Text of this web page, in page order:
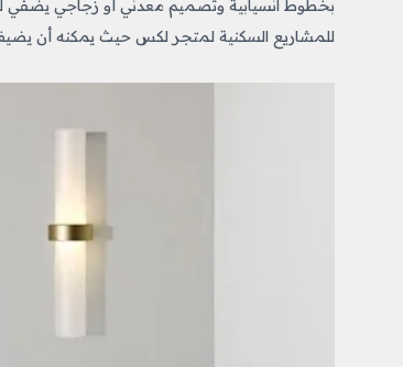
بخطوط انسيابية وتصميم معدني أو زجاجي يضفي
للمشاريع السكنية لمتجر لكس حيث يمكنه أن